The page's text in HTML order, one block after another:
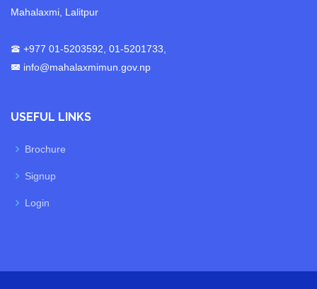
Mahalaxmi, Lalitpur
+977 01-5203592, 01-5201733,
info@mahalaxmimun.gov.np
USEFUL LINKS
Brochure
Signup
Login